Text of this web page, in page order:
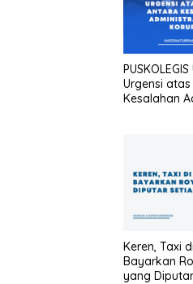
Urgensi
Kesalahan
Keren, Taxi
Bayarkan
yang